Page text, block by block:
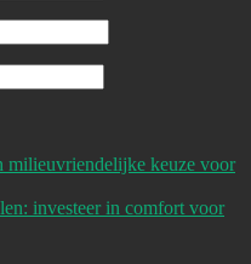
milieuvriendelijke keuze voor
investeer in comfort voor